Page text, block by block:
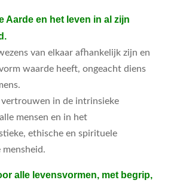
Aarde en het leven in al zijn
van elkaar afhankelijk zijn en
waarde heeft, ongeacht diens
in de intrinsieke
mensen en in het
ethische en spirituele
alle levensvormen, met begrip,